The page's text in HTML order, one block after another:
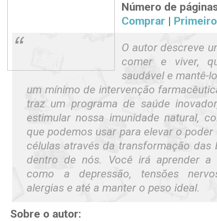
Número de
Comprar |
O autor descreve
comer e viver,
saudável e mantê-
um mínimo de intervenção
traz um programa de saúde
estimular nossa imunidade natural,
que podemos usar para elevar o
células através da transformação das
dentro de nós. Você irá aprender a
como a depressão, tensões
alergias e até a manter o peso ideal.
Sobre o autor: